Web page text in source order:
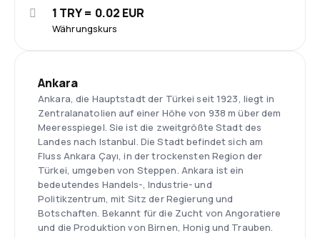
Währungskurs
1 TRY = 0.02 EUR
Ankara
Ankara, die Hauptstadt der Türkei seit 1923, liegt in
Zentralanatolien auf einer Höhe von 938 m über dem
Meeresspiegel. Sie ist die zweitgrößte Stadt des
Landes nach Istanbul. Die Stadt befindet sich am
Fluss Ankara Çayı, in der trockensten Region der
Türkei, umgeben von Steppen. Ankara ist ein
bedeutendes Handels-, Industrie- und
Politikzentrum, mit Sitz der Regierung und
Botschaften. Bekannt für die Zucht von Angoratiere
und die Produktion von Birnen, Honig und Trauben.